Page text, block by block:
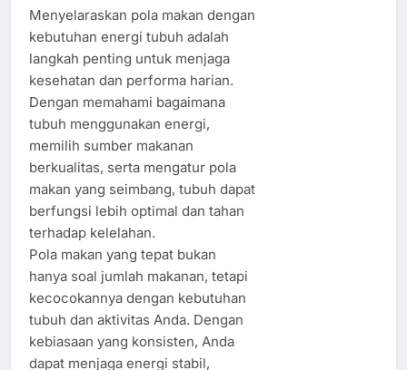
Menyelaraskan pola makan dengan
kebutuhan energi tubuh adalah
langkah penting untuk menjaga
kesehatan dan performa harian.
Dengan memahami bagaimana
tubuh menggunakan energi,
memilih sumber makanan
berkualitas, serta mengatur pola
makan yang seimbang, tubuh dapat
berfungsi lebih optimal dan tahan
terhadap kelelahan.
Pola makan yang tepat bukan
hanya soal jumlah makanan, tetapi
kecocokannya dengan kebutuhan
tubuh dan aktivitas Anda. Dengan
kebiasaan yang konsisten, Anda
dapat menjaga energi stabil,